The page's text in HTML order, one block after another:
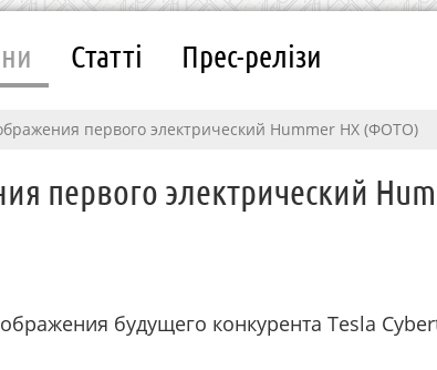
Статті Прес-релізи
первого электрический Hummer HX (ФОТО)
первого электрический
будущего конкурента Tesla